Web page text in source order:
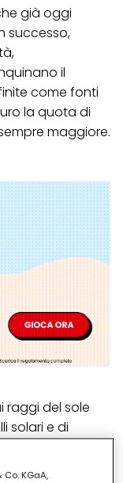
già oggi
successo,
,
il
come fonti
la quota di
maggiore.
raggi del sole
solari e di
KGaA,